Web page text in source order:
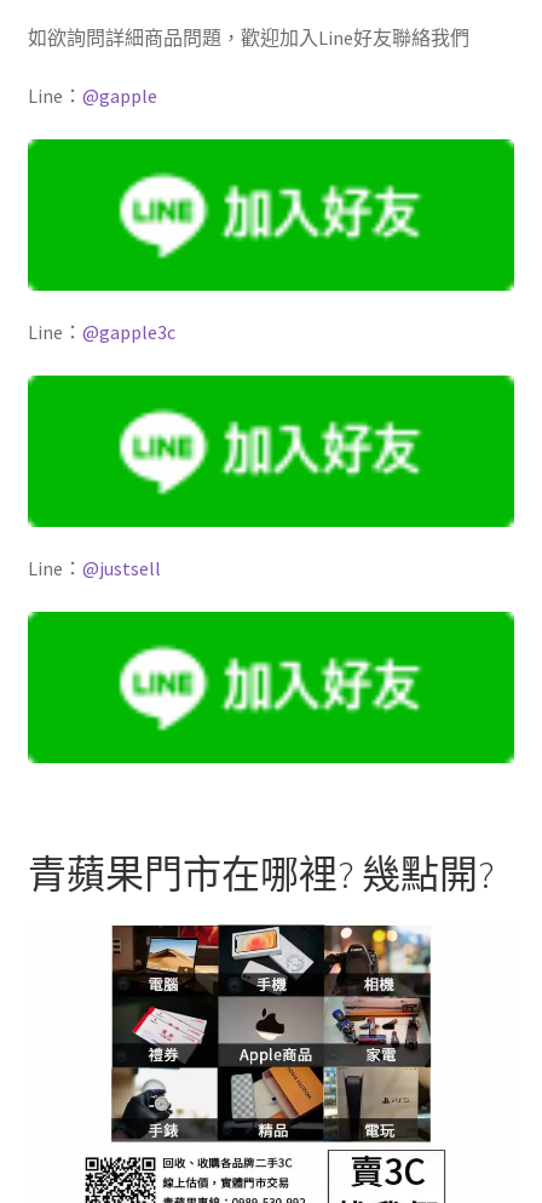
如欲詢問詳細商品問題，歡迎加入Line好友聯絡我們
Line： @gapple
Line： @gapple3c
Line： @justsell
青蘋果門市在哪裡? 幾點開?